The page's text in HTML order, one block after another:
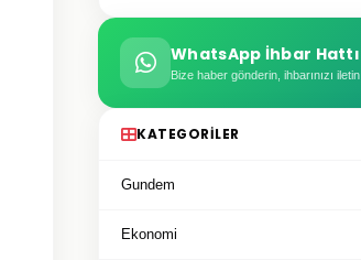
WhatsApp İhbar Hattı
Bize haber gönderin, ihbarınızı iletin
KATEGORILER
Gundem
Ekonomi